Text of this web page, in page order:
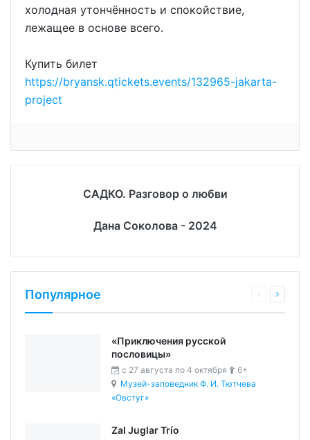
холодная утончённость и спокойствие,
лежащее в основе всего.
Купить билет
https://bryansk.qtickets.events/132965-jakarta-
project
САДКО. Разговор о любви
Дана Соколова - 2024
Популярное
«Приключения русской
пословицы»
c 27 августа по 4 октября
6+
Музей-заповедник Ф. И. Тютчева
«Овстуг»
Zal Juglar Trío